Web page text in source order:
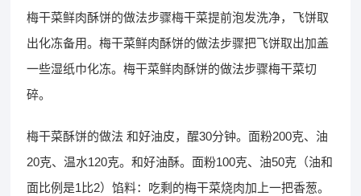
梅干菜鲜肉酥饼的做法步骤梅干菜提前泡发洗净，飞饼取
出化冻备用。梅干菜鲜肉酥饼的做法步骤把飞饼取出加盖
一些湿纸巾化冻。梅干菜鲜肉酥饼的做法步骤梅干菜切
碎。
梅干菜酥饼的做法 和好油皮，醒30分钟。面粉200克、油
20克、温水120克。和好油酥。面粉100克、油50克（油和
面比例是1比2）馅料：吃剩的梅干菜烧肉加上一把香葱。